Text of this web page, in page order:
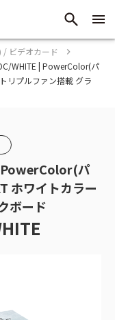
/ ビデオカード
WHITE | PowerColor(パ
リプルファン搭載 グラ
パ
ホワイトカラー
ボード